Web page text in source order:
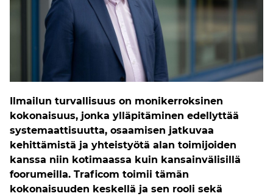
Ilmailun turvallisuus on monikerroksinen
kokonaisuus, jonka ylläpitäminen edellyttää
systemaattisuutta, osaamisen jatkuvaa
kehittämistä ja yhteistyötä alan toimijoiden
kanssa niin kotimaassa kuin kansainvälisillä
foorumeilla. Traficom toimii tämän
kokonaisuuden keskellä ja sen rooli sekä